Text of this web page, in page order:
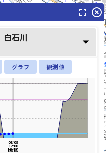
揖斐川(いびがわ)
fullscreen highlight_off
白石川 arrow_drop_down
グラフ 観測値
08/09
12:00
[最新]